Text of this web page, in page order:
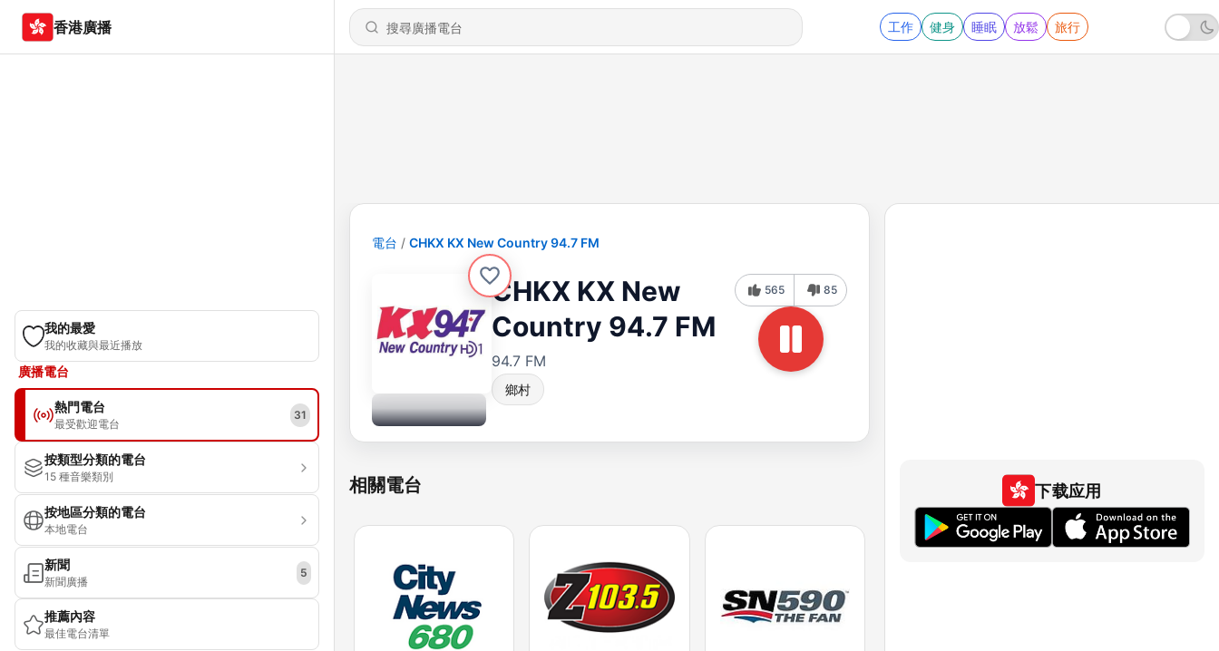
香港廣播 工作 健身 睡眠 放鬆 旅行
我的最愛
我的收藏與最近播放
廣播電台
熱門電台
最受歡迎電台
31
按類型分類的電台
15 種音樂類別
按地區分類的電台
本地電台
新聞
新聞廣播
5
推薦內容
最佳電台清單
電台 CHKX KX New Country 94.7 FM
CHKX KX New
Country 94.7 FM
94.7 FM
鄉村
565 85
相關電台 下载应用